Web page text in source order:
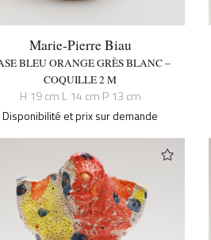
Marie-Pierre Biau
BLEU ORANGE GRÈS BLANC –
COQUILLE 2 M
H 19 cm L 14 cm P 13 cm
Disponibilité et prix sur demande